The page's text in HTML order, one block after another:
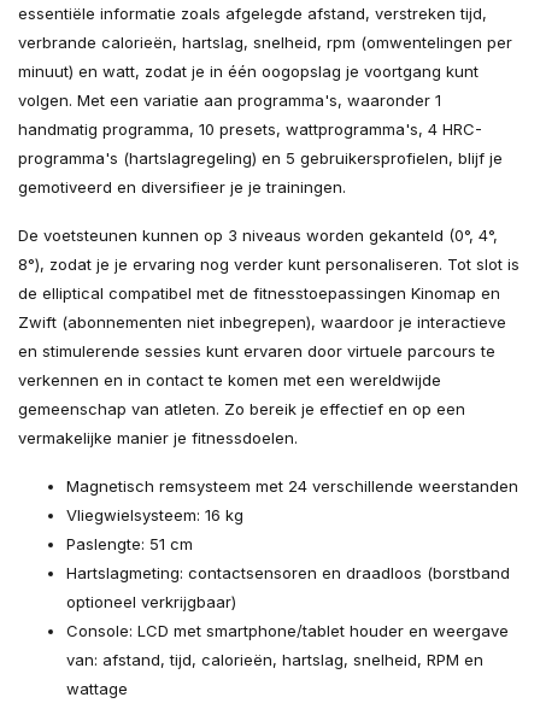
essentiële informatie zoals afgelegde afstand, verstreken tijd,
verbrande calorieën, hartslag, snelheid, rpm (omwentelingen per
minuut) en watt, zodat je in één oogopslag je voortgang kunt
volgen. Met een variatie aan programma's, waaronder 1
handmatig programma, 10 presets, wattprogramma's, 4 HRC-
programma's (hartslagregeling) en 5 gebruikersprofielen, blijf je
gemotiveerd en diversifieer je je trainingen.
De voetsteunen kunnen op 3 niveaus worden gekanteld (0°, 4°,
8°), zodat je je ervaring nog verder kunt personaliseren. Tot slot is
de elliptical compatibel met de fitnesstoepassingen Kinomap en
Zwift (abonnementen niet inbegrepen), waardoor je interactieve
en stimulerende sessies kunt ervaren door virtuele parcours te
verkennen en in contact te komen met een wereldwijde
gemeenschap van atleten. Zo bereik je effectief en op een
vermakelijke manier je fitnessdoelen.
Magnetisch remsysteem met 24 verschillende weerstanden
Vliegwielsysteem: 16 kg
Paslengte: 51 cm
Hartslagmeting: contactsensoren en draadloos (borstband
optioneel verkrijgbaar)
Console: LCD met smartphone/tablet houder en weergave
van: afstand, tijd, calorieën, hartslag, snelheid, RPM en
wattage